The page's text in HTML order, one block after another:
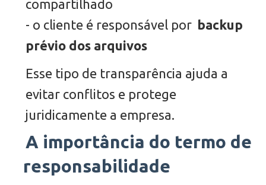
compartilhado
- o cliente é responsável por backup
prévio dos arquivos
Esse tipo de transparência ajuda a
evitar conflitos e protege
juridicamente a empresa.
A importância do termo de
responsabilidade